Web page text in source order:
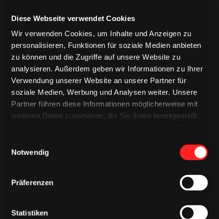
Diese Webseite verwendet Cookies
Wir verwenden Cookies, um Inhalte und Anzeigen zu
personalisieren, Funktionen für soziale Medien anbieten
zu können und die Zugriffe auf unsere Website zu
analysieren. Außerdem geben wir Informationen zu Ihrer
Verwendung unserer Website an unsere Partner für
soziale Medien, Werbung und Analysen weiter. Unsere
Partner führen diese Informationen möglicherweise mit
weiteren Daten zusammen, die Sie ihnen bereitgestellt
Notwendig
Präferenzen
Statistiken
HAUPTSACHE DRIN GEBLIEBEN
Von allen Experten war der Neuling Köln vor dem Start der
Bundesligasaison zum Abstiegskandidaten Nummer 1 erklärt
planvolle Verstärkung des Teams verhindert hatten. Der
Macher Günter Peters (33), im Hauptberuf Reifenhändler in
knochenharter Verteidiger seinen Mann stehend, war
plötzlich von der Bildfläche verschwunden, was der damalige
Eishockeygeschehen spielen sollte, diplomatisch so erklärte: